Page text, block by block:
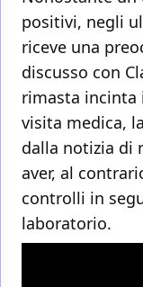
positivi, negli
riceve una
discusso con
rimasta
visita medica,
dalla notizia di
aver, al
controlli in
laboratorio.